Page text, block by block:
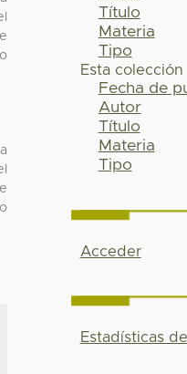
Título
Materia
Tipo
Esta colección
Fecha de
Autor
Título
Materia
Tipo
Acceder
Estadísticas